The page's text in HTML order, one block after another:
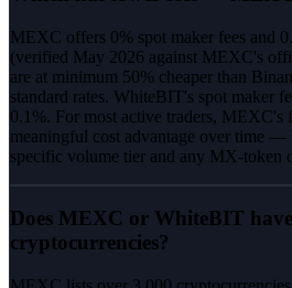
MEXC offers 0% spot maker fees and
(verified May 2026 against MEXC's
are at minimum 50% cheaper than
standard rates. WhiteBIT's spot maker
0.1%. For most active traders, MEXC's
meaningful cost advantage over time
specific volume tier and any MX-token
Does MEXC or WhiteBIT
cryptocurrencies?